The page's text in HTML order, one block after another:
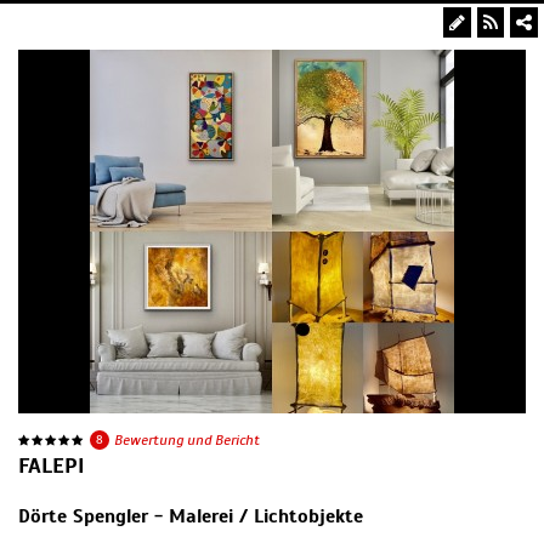
8 Bewertung und Bericht
FALEPI
Dörte Spengler - Malerei / Lichtobjekte